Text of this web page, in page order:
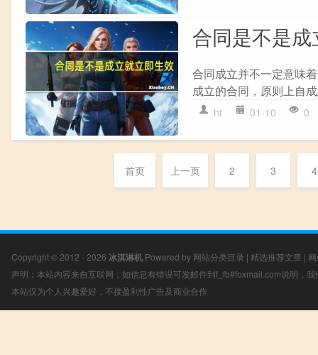
合同是不是
合同成立并不一定意味
成立的合同，原则上自
ht 01-10 0
首页 上一页 2 3 4
Copyright © 2012 - 2026 冰淇淋机 Powered by 网站分类目录 | 精选推荐文章 |
声明：本站内容来自互联网，如信息有错误可发邮件到f_fb#foxmail.com说明，
本站仅为个人兴趣爱好，不接盈利性广告及商业合作